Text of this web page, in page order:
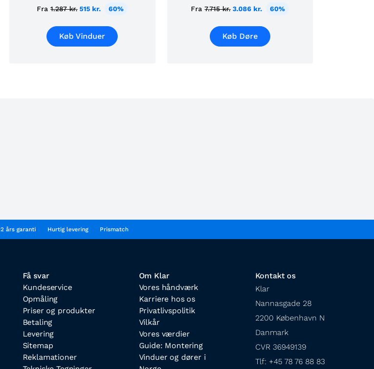
Fra 1.287 kr. 515 kr. 60%
Køb Vinduer
Fra 7.715 kr. 3.086 kr. 60%
Køb Døre
års garanti Hurtig levering Prismatch
Få svar
Kundeservice
Opmåling
Priser og produkter
Betaling
Levering
Sitemap
Reklamationer
Om Klar
Vores håndværk
Karriere hos os
Privatlivspolitik
Vilkår
Vores værdier
Guide: Montering
Vinduer og dører i
Kontakt os
Klar
Nannasgade 28
2200 København N
Danmark
CVR 36949139
Tlf: +45 78 76 88 83